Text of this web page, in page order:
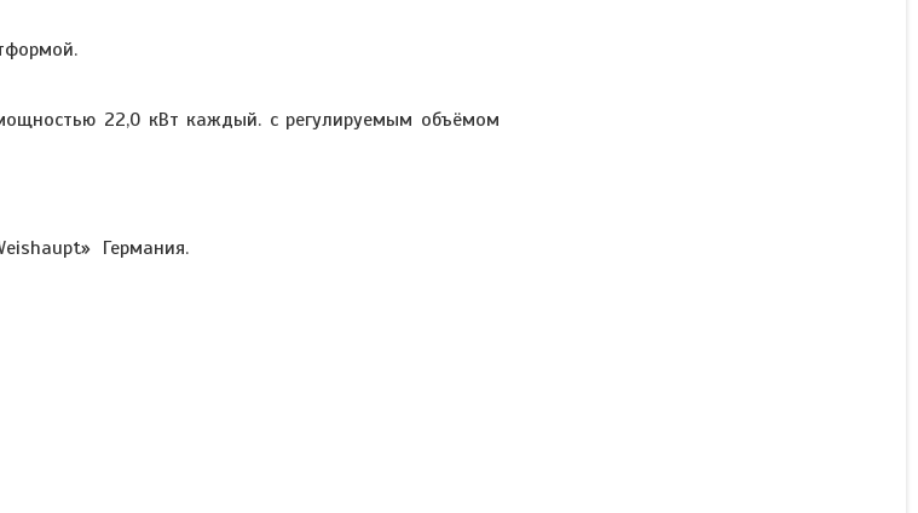
22,0 кВт каждый. с регулируемым объёмом
Германия.